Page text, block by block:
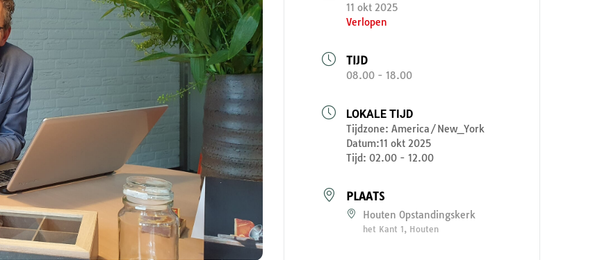
11 okt 2025
Verlopen
TIJD
08.00 - 18.00
LOKALE TIJD
Tijdzone:America/New_York
Datum:11 okt 2025
Tijd:02.00 - 12.00
PLAATS
Houten Opstandingskerk
het Kant 1, Houten